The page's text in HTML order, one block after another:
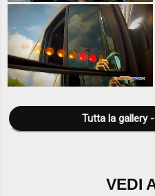
VEDI